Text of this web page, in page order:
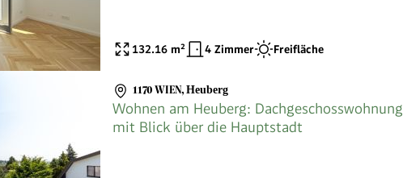
132.16 m² 4 Zimmer Freifläche
1170 WIEN, Heuberg
Wohnen am Heuberg: Dachgeschosswohnung
mit Blick über die Hauptstadt